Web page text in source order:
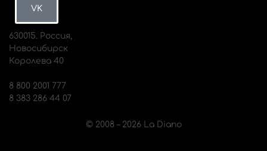
VK
630015. Россия,
Новосибирск
Королева 40
8 800 2001 777
8 383 286 44 07
© 2008 – 2026 La Diano